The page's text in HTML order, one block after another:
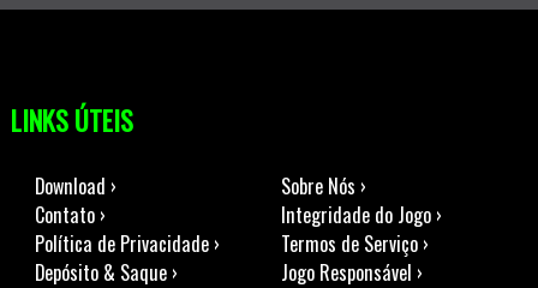
LINKS ÚTEIS
Download ›
Sobre Nós ›
Contato ›
Integridade do Jogo ›
Política de Privacidade ›
Termos de Serviço ›
Depósito & Saque ›
Jogo Responsável ›